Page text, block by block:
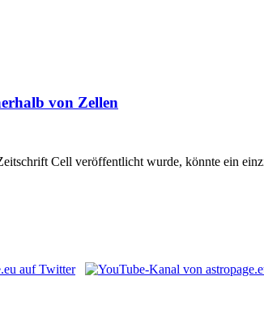
von Zellen
Cell veröffentlicht wurde, könnte ein